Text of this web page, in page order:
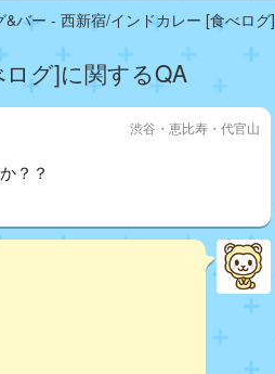
バー - 西新宿/インドカレー [食べログ]
グ]に関するQA
渋谷・恵比寿・代官山
？？